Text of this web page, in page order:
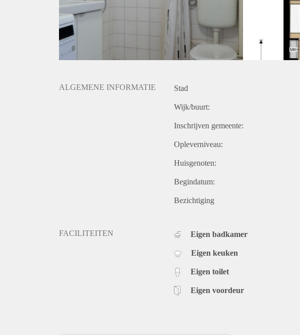
ALGEMENE INFORMATIE Stad
Wijk/buurt:
Inschrijven gemeente:
Opleverniveau:
Huisgenoten:
Begindatum:
Bezichtiging
FACILITEITEN Eigen badkamer
Eigen keuken
Eigen toilet
Eigen voordeur